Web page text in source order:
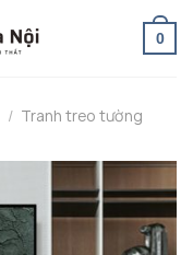
0
/ Tranh treo tường